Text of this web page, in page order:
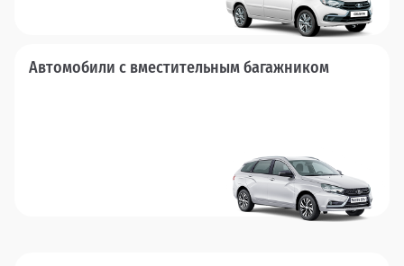
Автомобили с вместительным багажником